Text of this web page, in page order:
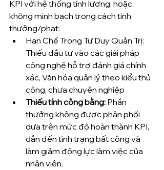
KPI với hệ thống tính lương, hoặc
không minh bạch trong cách tính
thưởng/phạt:
Hạn Chế Trong Tư Duy Quản Trị:
Thiếu đầu tư vào các giải pháp
công nghệ hỗ trợ đánh giá chính
xác, Văn hóa quản lý theo kiểu thủ
công, chưa chuyên nghiệp
Thiếu tính công bằng: Phần
thưởng không được phân phối
dựa trên mức độ hoàn thành KPI,
dẫn đến tình trạng bất công và
làm giảm động lực làm việc của
nhân viên.